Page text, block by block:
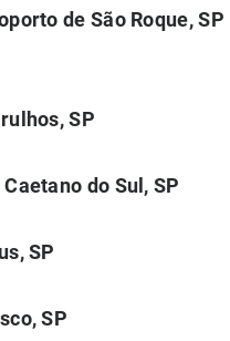
de São Roque, SP
SP
Caetano do Sul, SP
SP
SP